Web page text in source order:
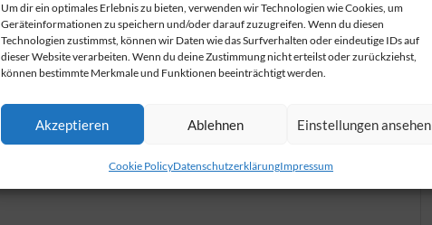
Um dir ein optimales Erlebnis zu bieten, verwenden wir Technologien wie Cookies, um
Geräteinformationen zu speichern und/oder darauf zuzugreifen. Wenn du diesen
Technologien zustimmst, können wir Daten wie das Surfverhalten oder eindeutige IDs auf
dieser Website verarbeiten. Wenn du deine Zustimmung nicht erteilst oder zurückziehst,
können bestimmte Merkmale und Funktionen beeinträchtigt werden.
Akzeptieren Ablehnen Einstellungen ansehen
Cookie PolicyDatenschutzerklärungImpressum